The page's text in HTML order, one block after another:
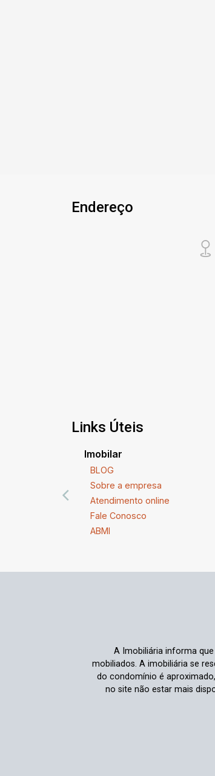
Endereço
Links Úteis
Imobilar
BLOG
Sobre a empresa
Atendimento online
Fale Conosco
ABMI
A Imobiliária informa
mobiliados. A imobiliária se
do condomínio é
no site não estar mais